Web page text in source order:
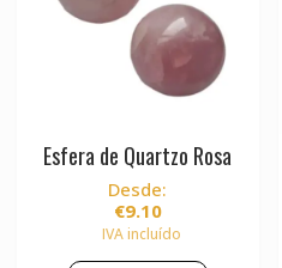
Esfera de Quartzo Rosa
Desde:
€9.10
IVA incluído